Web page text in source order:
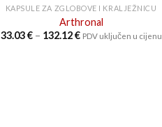
KAPSULE ZA ZGLOBOVE I KRALJEŽNICU
Arthronal
33.03€ – 132.12€Raspon
PDV uključen u cijenu